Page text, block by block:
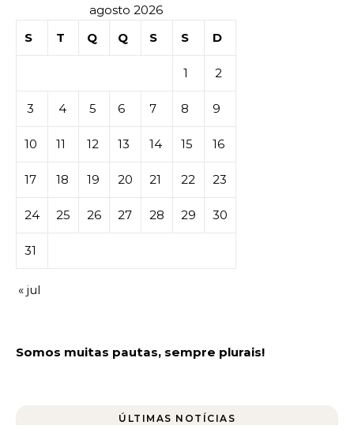
agosto 2026
S
T Q Q S S D
1 2
3 4 5 6 7 8 9
10 11 12 13 14 15 16
17 18 19 20 21 22 23
24 25 26 27 28 29 30
31
« jul
Somos muitas pautas, sempre plurais!
ÚLTIMAS NOTÍCIAS